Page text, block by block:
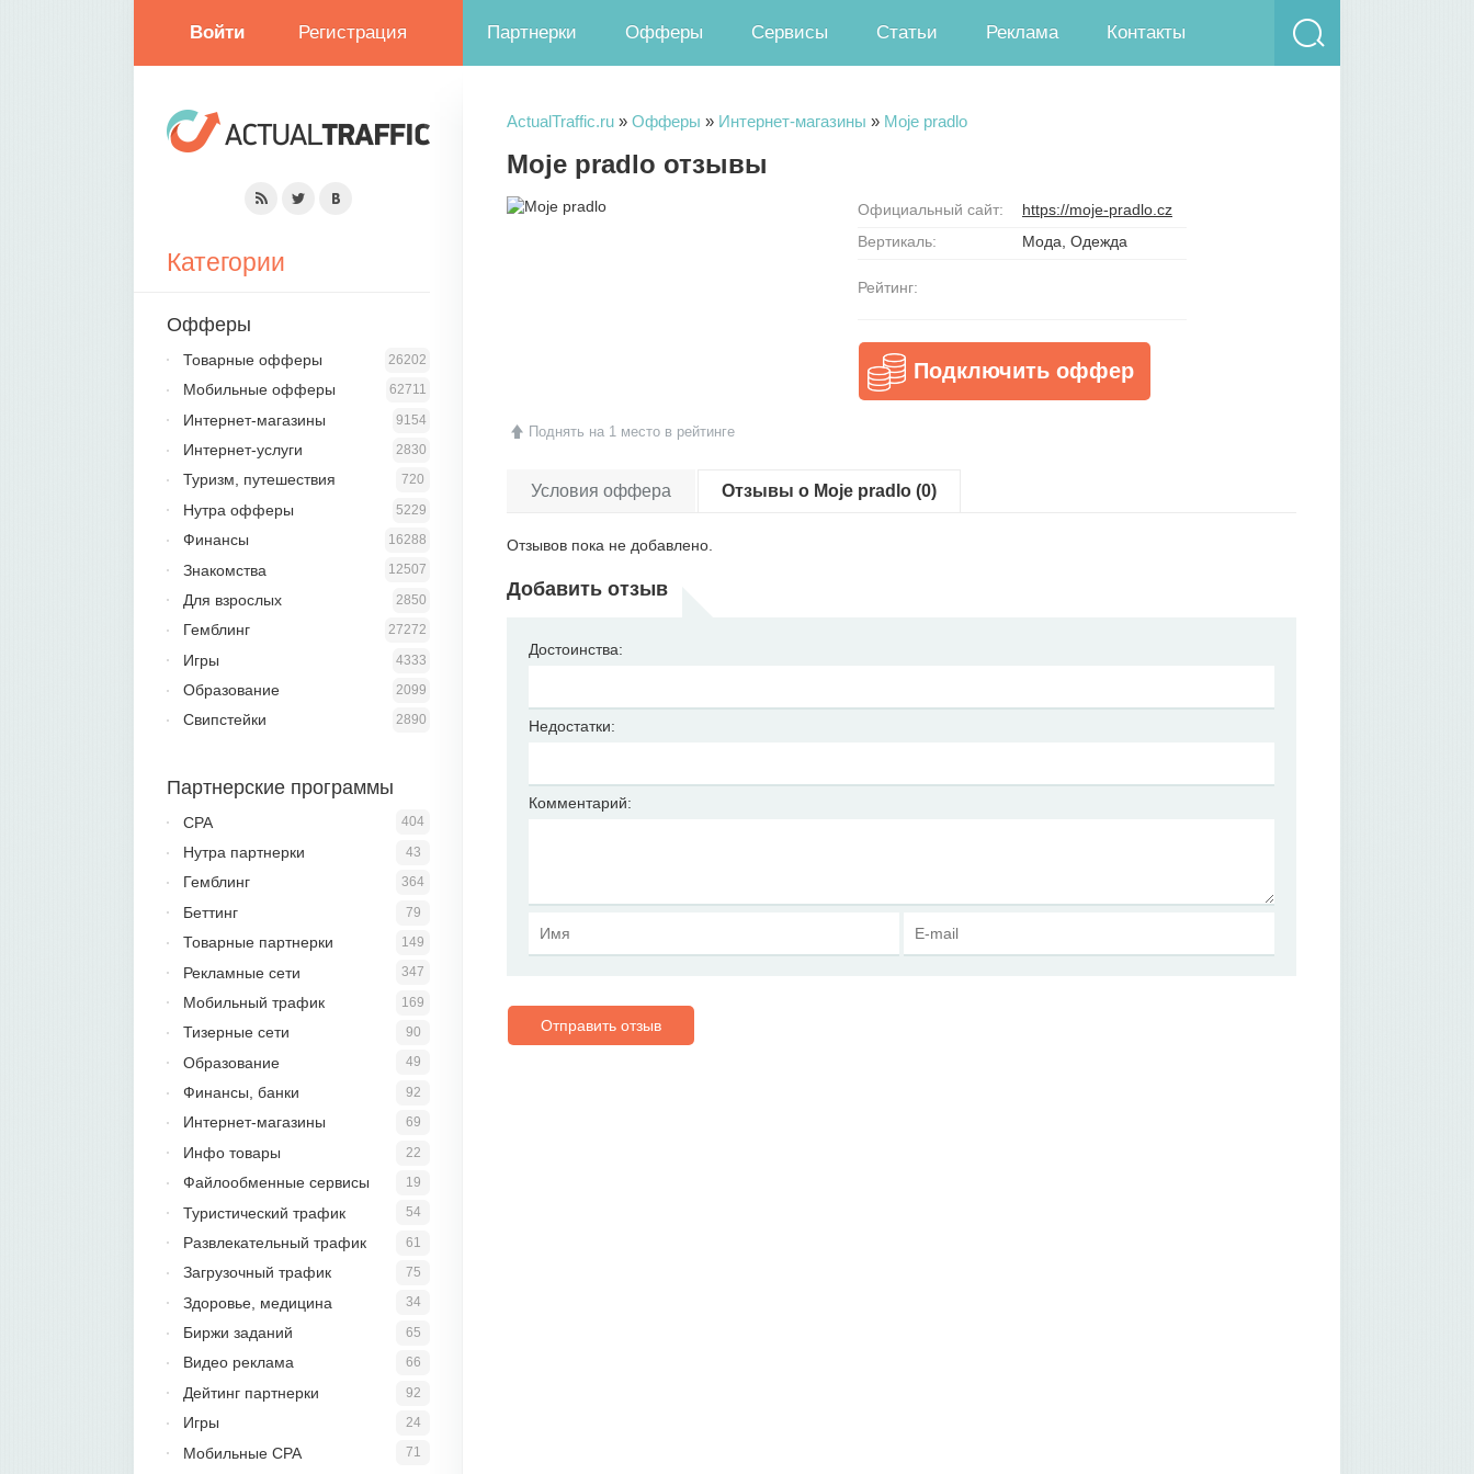
Войти Регистрация Партнерки Офферы Сервисы Статьи Реклама Контакты
ActualTraffic.ru » Офферы » Интернет-магазины » Moje pradlo
Moje pradlo отзывы
Поднять на 1 место в рейтинге
Официальный сайт:
https://moje-pradlo.cz
Вертикаль:
Мода, Одежда
Рейтинг:
Подключить оффер
Условия оффера Отзывы о Moje pradlo (0)
Отзывов пока не добавлено.
Добавить отзыв
Достоинства:
Недостатки:
Комментарий:
Отправить отзыв
Категории
Офферы
26202
Товарные офферы
62711
Мобильные офферы
9154
Интернет-магазины
2830
Интернет-услуги
720
Туризм, путешествия
5229
Нутра офферы
16288
Финансы
12507
Знакомства
2850
Для взрослых
27272
Гемблинг
4333
Игры
2099
Образование
2890
Свипстейки
Партнерские программы
404
CPA
43
Нутра партнерки
364
Гемблинг
79
Беттинг
149
Товарные партнерки
347
Рекламные сети
169
Мобильный трафик
90
Тизерные сети
49
Образование
92
Финансы, банки
69
Интернет-магазины
22
Инфо товары
19
Файлообменные сервисы
54
Туристический трафик
61
Развлекательный трафик
75
Загрузочный трафик
34
Здоровье, медицина
65
Биржи заданий
66
Видео реклама
92
Дейтинг партнерки
24
Игры
71
Мобильные CPA